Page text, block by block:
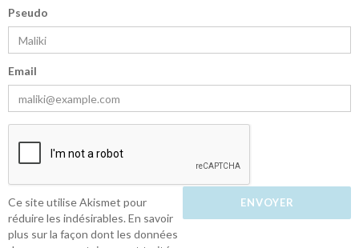
Pseudo
Email
Ce site utilise Akismet pour
réduire les indésirables.En savoir
plus sur la façon dont les données